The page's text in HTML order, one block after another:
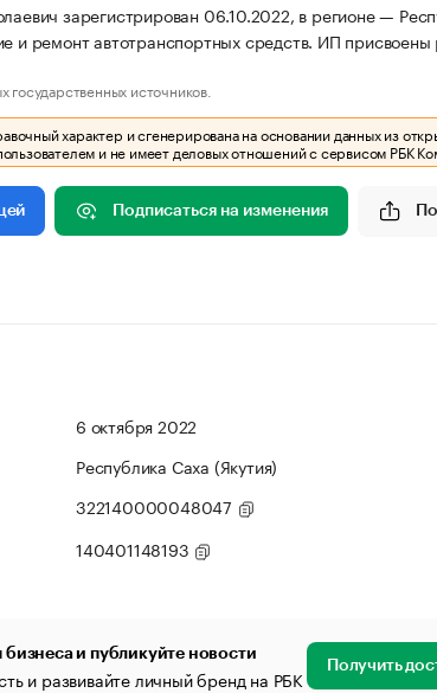
зарегистрирован 06.10.2022, в регионе —
и ремонт автотранспортных средств. ИП
источников.
характер и сгенерирована на основании данных из
и не имеет деловых отношений с сервисом РБК
Подписаться на изменения
6 октября 2022
Республика Саха (Якутия)
322140000048047
140401148193
и публикуйте новости
и развивайте личный бренд на РБК Получить